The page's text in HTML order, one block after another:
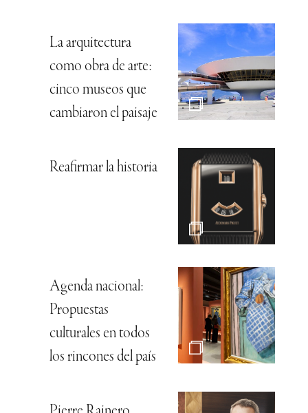
La arquitectura
como obra de arte:
cinco museos que
cambiaron el paisaje
Reafirmar la historia
Agenda nacional:
Propuestas
culturales en todos
los rincones del país